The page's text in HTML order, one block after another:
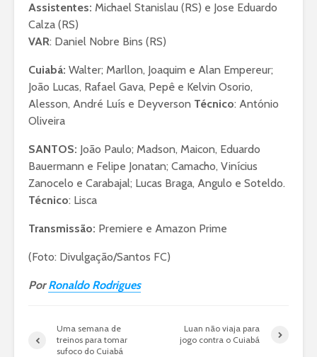
Assistentes: Michael Stanislau (RS) e Jose Eduardo
Calza (RS)
VAR: Daniel Nobre Bins (RS)
Cuiabá: Walter; Marllon, Joaquim e Alan Empereur;
João Lucas, Rafael Gava, Pepê e Kelvin Osorio,
Alesson, André Luís e Deyverson Técnico: António
Oliveira
SANTOS: João Paulo; Madson, Maicon, Eduardo
Bauermann e Felipe Jonatan; Camacho, Vinícius
Zanocelo e Carabajal; Lucas Braga, Angulo e Soteldo.
Técnico: Lisca
Transmissão: Premiere e Amazon Prime
(Foto: Divulgação/Santos FC)
PorRonaldo Rodrigues
Uma semana de
treinos para tomar
sufoco do Cuiabá
Luan não viaja para
jogo contra o Cuiabá